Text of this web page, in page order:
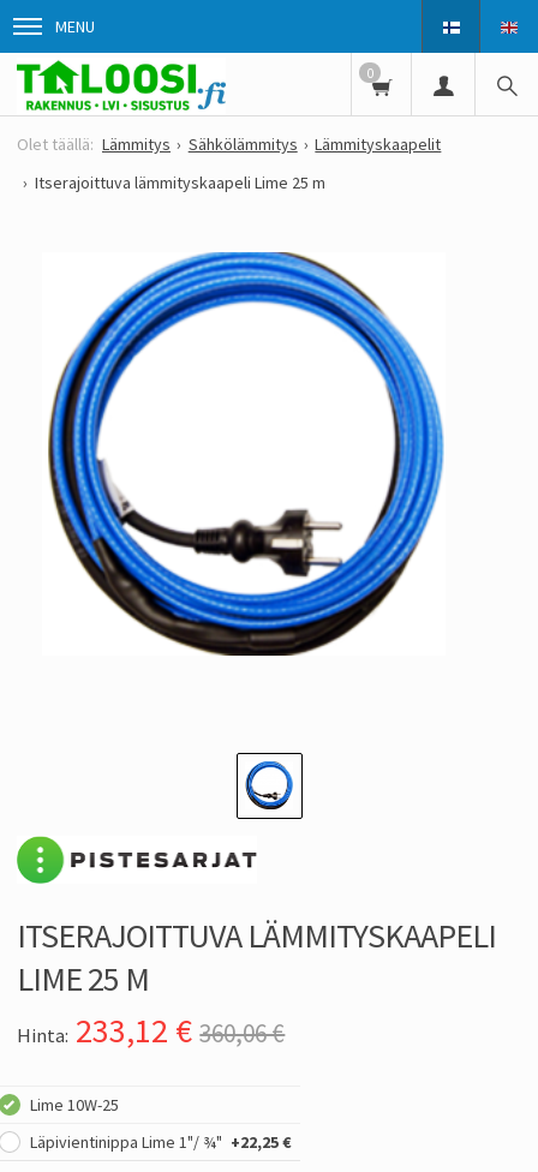
MENU
0
Lämmitys Sähkölämmitys
Lämmityskaapelit
Itserajoittuva lämmityskaapeli Lime 25 m
ITSERAJOITTUVA LÄMMITYSKAAPELI
LIME 25 M
Hinta: 233,12 € 360,06 €
Lime 10W-25
Läpivientinippa Lime 1"/ ¾" +22,25 €